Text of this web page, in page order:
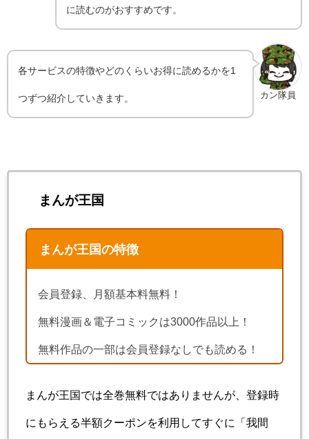
に読むのがおすすめです。
カン隊員
各サービスの特徴やどのくらいお得に読めるかを1
つずつ紹介していきます。
まんが王国
まんが王国の特徴
会員登録、月額基本料無料！
無料漫画＆電子コミックは3000作品以上！
無料作品の一部は会員登録なしでも読める！
まんが王国では全巻無料ではありませんが、登録時
にもらえる半額クーポンを利用してすぐに「我間